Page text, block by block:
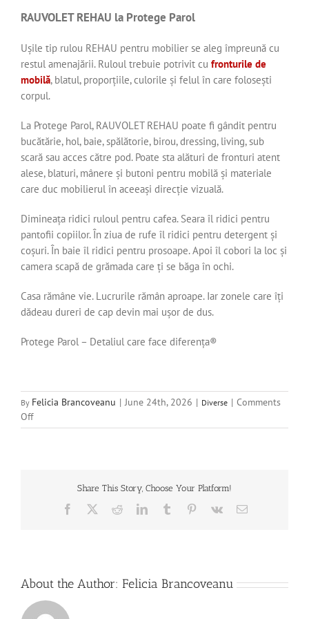
RAUVOLET REHAU la Protege Parol
Ușile tip rulou REHAU pentru mobilier se aleg împreună cu
restul amenajării. Ruloul trebuie potrivit cu fronturile de
mobilă, blatul, proporțiile, culorile și felul în care folosești
corpul.
La Protege Parol, RAUVOLET REHAU poate fi gândit pentru
bucătărie, hol, baie, spălătorie, birou, dressing, living, sub
scară sau acces către pod. Poate sta alături de fronturi atent
alese, blaturi, mânere și butoni pentru mobilă și materiale
care duc mobilierul în aceeași direcție vizuală.
Dimineața ridici ruloul pentru cafea. Seara îl ridici pentru
pantofii copiilor. În ziua de rufe îl ridici pentru detergent și
coșuri. În baie îl ridici pentru prosoape. Apoi îl cobori la loc și
camera scapă de grămada care ți se băga în ochi.
Casa rămâne vie. Lucrurile rămân aproape. Iar zonele care îți
dădeau dureri de cap devin mai ușor de dus.
Protege Parol – Detaliul care face diferența®
By Felicia Brancoveanu | June 24th, 2026 | Diverse | Comments
Offon
Uși
mobilier:
obișnuită
încurcă
Share This Story, Choose Your Platform!
Facebook RedditLinkedInTumblr PinterestVk Email
About the Author: Felicia Brancoveanu